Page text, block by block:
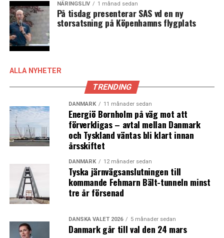
NÄRINGSLIV 1 månad sedan
På tisdag presenterar SAS vd en ny
storsatsning på Köpenhamns flygplats
ALLA NYHETER
TRENDING
DANMARK 11 månader sedan
Energiö Bornholm på väg mot att
förverkligas – avtal mellan Danmark
och Tyskland väntas bli klart innan
årsskiftet
DANMARK 12 månader sedan
Tyska järnvägsanslutningen till
kommande Fehmarn Bält-tunneln minst
tre år försenad
DANSKA VALET 2026 5 månader sedan
Danmark går till val den 24 mars